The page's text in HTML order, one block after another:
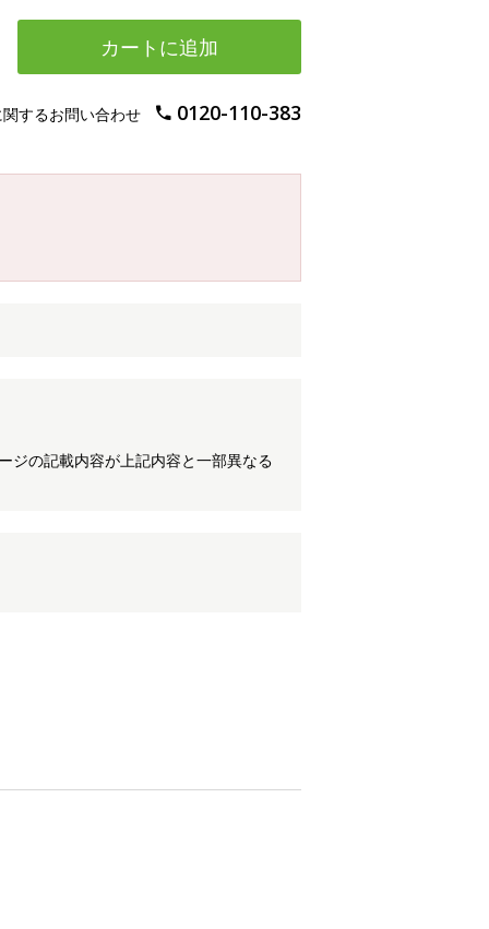
カートに追加
するお問い合わせ 0120-110-383
ジの記載内容が上記内容と一部異なる